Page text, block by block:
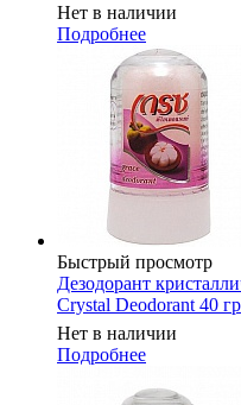
Нет в наличии
Подробнее
Быстрый просмотр
Дезодорант
Crystal Deodorant 40 гр
Нет в наличии
Подробнее